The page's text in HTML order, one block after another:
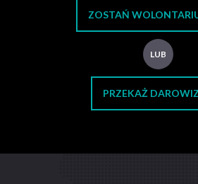
ZOSTAŃ
LUB
PRZEKAŻ